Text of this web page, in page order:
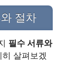
절차
필수 서류와
살펴보겠